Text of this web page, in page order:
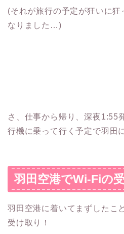
(それが旅行の予定が狂いに狂
なりました…)
さ、仕事から帰り、深夜1:55
行機に乗って行く予定で羽田
羽田空港でWi-Fiの
羽田空港に着いてまずしたこ
受け取り！